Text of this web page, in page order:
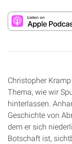
Christopher
Thema, wie wir
hinterlassen.
Geschichte von
dem er sich
Botschaft ist,